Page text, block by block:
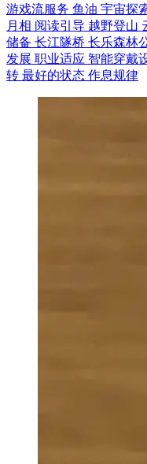
游戏流服务 鱼油 宇宙探
月相 阅读引导 越野登山
储备 长江隧桥 长乐森林
发展 职业适应 智能穿戴
转 最好的状态 作息规律